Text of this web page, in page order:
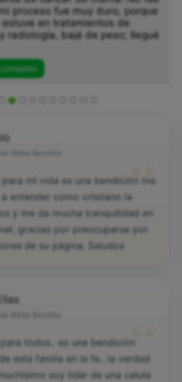
proceso fue muy duro, porque
en tratamientos de
radiología, bajé de peso; llegué
“
para mí vida es una bendición me
entender como cristiano la
y me da mucha tranquilidad en
gracias por preocuparse por
de su página. Saludos
“
todos.. es una bendición
esta famila en la fe.. la verdad
soy lider de una celula